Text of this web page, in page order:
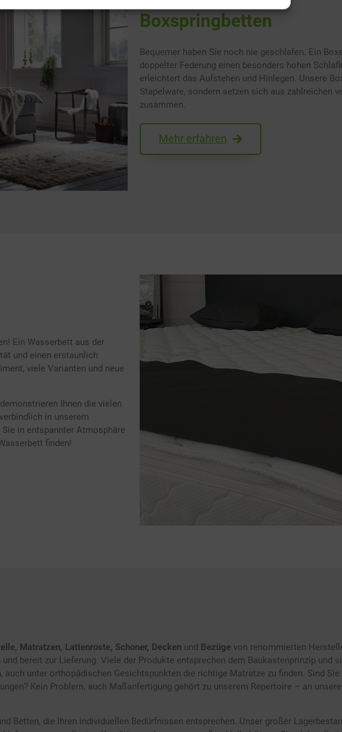
Boxspringbetten
Bequemer haben Sie noch nie geschlafen. Ein
doppelter Federung einen besonders hohen
erleichtert das Aufstehen und Hinlegen. Unsere
Stapelware, sondern setzen sich aus zahlreichen
zusammen.
Mehr erfahren
Ein Wasserbett aus der
und einen erstaunlich
viele Varianten und neue
Ihnen die vielen
in unserem
in entspannter Atmosphäre
finden!
Matratzen, Lattenroste, Schoner, Decken und Bezüge von renommierten
bereit zur Lieferung. Viele der Produkte entsprechen dem Baukastenprinzip und
auch unter orthopädischen Gesichtspunkten die richtige Matratze zu finden. Sind
Kein Problem, auch Maßanfertigung gehört zu unserem Repertoire – an
Betten, die Ihren individuellen Bedürfnissen entsprechen. Unser großer